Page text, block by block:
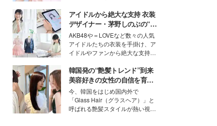
モデル・愛甲ひかりさんと橋下美
好さんを迎えて本音で女子会トー
ク。猛暑のお出かけを快適に過ご
すヒントや、2人が感動した夏の
生理の新常識にも迫りました。
アイドルから絶大な支持 衣装
デザイナー・茅野しのぶの“可
愛い”を作る美学＜「シチズン
クロスシー」インタビュー＞
AKB48や＝LOVEなど数々の人気
アイドルたちの衣装を手掛け、ア
イドルやファンから絶大な支持を
取締役兼クリエイティブディレク
ター・茅野しのぶ。一人ひとりの
個性に寄り添い、魅力を引き出す
衣装作りは、多くの女性たちに勇
気と自信を与え続けている。
韓国発の“艶髪トレンド”到来
美容好きの女性の自信を育む
「ヘアケア事情」って？
今、韓国をはじめ国内外で
「Glass Hair（グラスヘア）」と
呼ばれる艶髪スタイルが熱い視線